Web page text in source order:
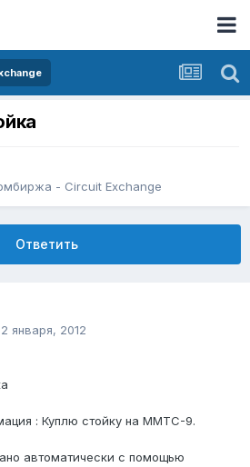
- Circuit Exchange
Ответить
января, 2012
: Куплю стойку на ММТС-9.
автоматически с помощью